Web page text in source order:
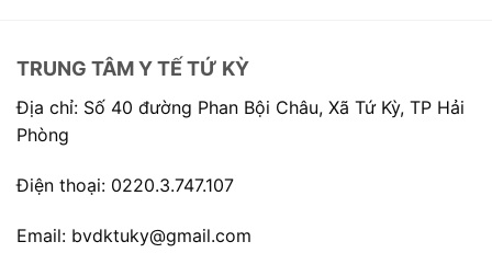
TRUNG TÂM Y TẾ TỨ KỲ
Địa chỉ: Số 40 đường Phan Bội Châu, Xã Tứ Kỳ, TP Hải
Phòng
Điện thoại: 0220.3.747.107
Email: bvdktuky@gmail.com